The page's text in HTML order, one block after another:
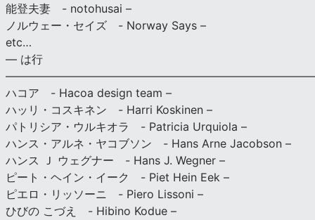
能登夫妻 - notohusai –
ノルウェー・セイズ - Norway Says –
etc…
— は行
ハコア - Hacoa design team –
ハッリ・コスキネン - Harri Koskinen –
パトリシア・ウルキオラ - Patricia Urquiola –
ハンス・アルネ・ヤコブソン - Hans Arne Jacobson –
ハンス Ｊ ウェグナー - Hans J. Wegner –
ピート・ヘイン・イーク - Piet Hein Eek –
ピエロ・リッソーニ - Piero Lissoni –
ひびの こづえ - Hibino Kodue –